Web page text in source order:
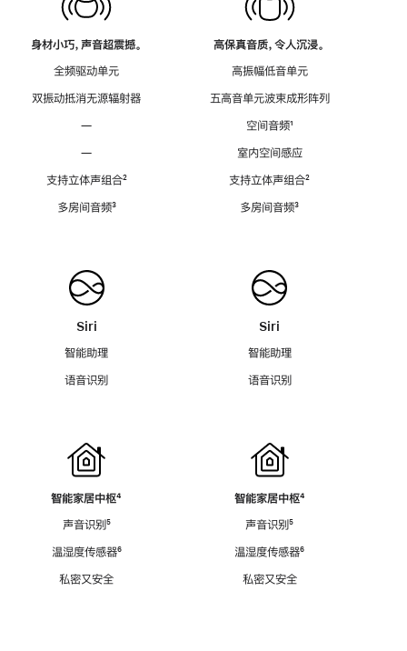
身材小巧，声音超震撼。
全频驱动单元
双振动抵消无源辐射器
—
—
支持立体声组合脚
²
多房间音频脚
³
Siri
智能助理
语音识别
智能家居中枢脚
⁴
声音识别脚
⁵
温湿度传感器脚
⁶
私密又安全
高保真音质，令人沉浸。
高振幅低音单元
五高音单元波束成形阵列
空间音频脚
¹
室内空间感应
支持立体声组合脚
²
多房间音频脚
³
Siri
智能助理
语音识别
智能家居中枢脚
⁴
声音识别脚
⁵
温湿度传感器脚
⁶
私密又安全